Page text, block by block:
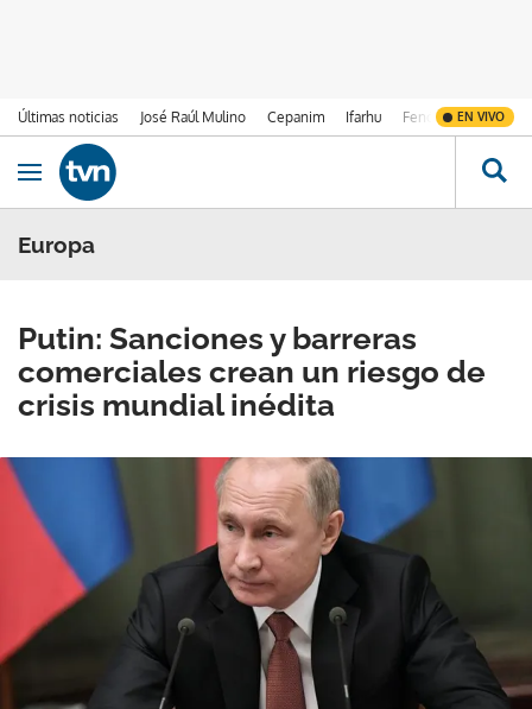
Últimas noticias José Raúl Mulino Cepanim Ifarhu Fenómeno de El
EN VIVO
Ir al contenido
Obrir navegació
Europa
Putin: Sanciones y barreras
comerciales crean un riesgo de
crisis mundial inédita